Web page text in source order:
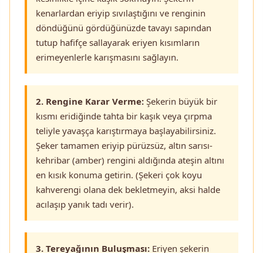
kenarlardan eriyip sıvılaştığını ve renginin
döndüğünü gördüğünüzde tavayı sapından
tutup hafifçe sallayarak eriyen kısımların
erimeyenlerle karışmasını sağlayın.
2. Rengine Karar Verme: Şekerin büyük bir
kısmı eridiğinde tahta bir kaşık veya çırpma
teliyle yavaşça karıştırmaya başlayabilirsiniz.
Şeker tamamen eriyip pürüzsüz, altın sarısı-
kehribar (amber) rengini aldığında ateşin altını
en kısık konuma getirin. (Şekeri çok koyu
kahverengi olana dek bekletmeyin, aksi halde
acılaşıp yanık tadı verir).
3. Tereyağının Buluşması: Eriyen şekerin